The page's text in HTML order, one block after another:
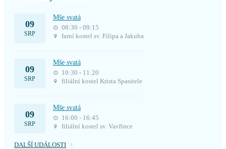
09
SRP
Mše svatá
08:30 - 09:15
farní kostel sv. Filipa a Jakuba
09
SRP
Mše svatá
10:30 - 11:20
filiální kostel Krista Spasitele
09
SRP
Mše svatá
16:00 - 16:45
filiální kostel sv. Vavřince
DALŠÍ UDÁLOSTI